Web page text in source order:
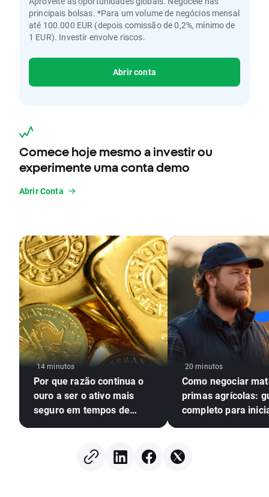
principais bolsas. *Para um volume de negócios mensal
até 100.000 EUR (depois comissão de 0,2%, mínimo de
1 EUR). Investir envolve riscos.
Abrir conta
Comece hoje mesmo a investir ou
experimente uma conta demo
Abrir Conta
14 minutos
Por que razão continua o
ouro a ser o ativo mais
seguro em tempos de
20 minutos
Como negociar
primas agrícolas:
completo para